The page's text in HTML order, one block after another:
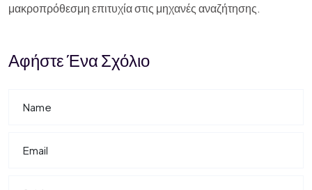
μακροπρόθεσμη επιτυχία στις μηχανές αναζήτησης.
Αφήστε Ένα Σχόλιο